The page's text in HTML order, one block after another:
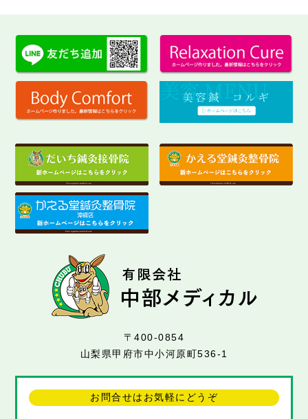
〒400-0854
山梨県甲府市中小河原町536-1
お問合せはお気軽にどうぞ